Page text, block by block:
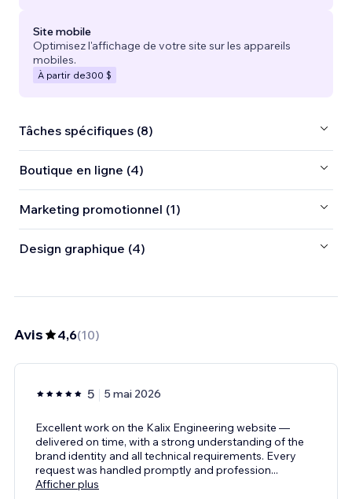
Site mobile
Optimisez l'affichage de votre site sur les appareils
mobiles.
À partir de300 $
Tâches spécifiques (8)
Boutique en ligne (4)
Marketing promotionnel (1)
Design graphique (4)
Avis 4,6(10)
5 5 mai 2026
Excellent work on the Kalix Engineering website —
delivered on time, with a strong understanding of the
brand identity and all technical requirements. Every
request was handled promptly and profession...
Afficher plus